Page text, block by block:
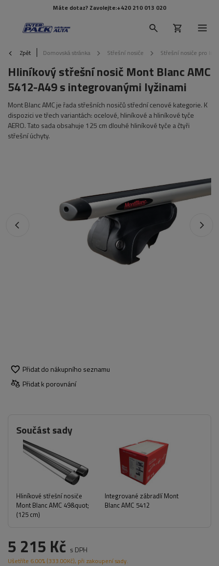
Máte dotaz? Zavolejte:+420 210 013 020
Zpět Domovská stránka Střešní nosiče Střešní nosiče pro lišty
Hliníkový střešní nosič Mont Blanc AMC
5412-A49 s integrovanými lyžinami
Mont Blanc AMC je řada střešních nosičů střední cenové kategorie. K
dispozici ve třech variantách: ocelové, hliníkové a hliníkové tyče
AERO. Tato sada obsahuje 125 cm dlouhé hliníkové tyče a čtyři
střešní úchyty.
Přidat do nákupního seznamu
Přidat k porovnání
Součást sady
Hliníkové střešní nosiče
Mont Blanc AMC 49&quot;
(125 cm)
Integrované zábradlí Mont
Blanc AMC 5412
5 215 Kč s DPH
Ušetříte 6.00% (333.00Kč), při zakoupení sady.